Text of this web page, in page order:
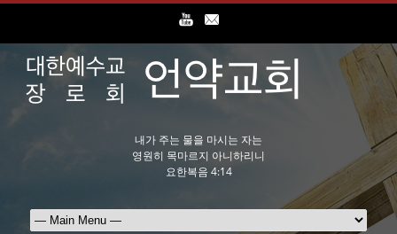
내가 주는 물을 마시는 자는
영원히 목마르지 아니하리니
요한복음 4:14